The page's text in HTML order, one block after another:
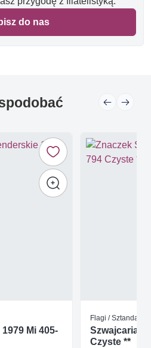
do nas
Mi 405-
Flagi / Sztandary
Szwajcaria
Czyste **